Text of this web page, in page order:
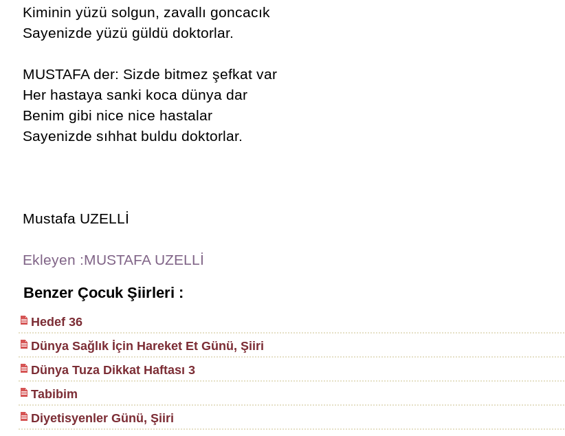
Kiminin yüzü solgun, zavallı goncacık
Sayenizde yüzü güldü doktorlar.
MUSTAFA der: Sizde bitmez şefkat var
Her hastaya sanki koca dünya dar
Benim gibi nice nice hastalar
Sayenizde sıhhat buldu doktorlar.
Mustafa UZELLİ
Ekleyen :MUSTAFA UZELLİ
Benzer Çocuk Şiirleri :
Hedef 36
Dünya Sağlık İçin Hareket Et Günü, Şiiri
Dünya Tuza Dikkat Haftası 3
Tabibim
Diyetisyenler Günü, Şiiri